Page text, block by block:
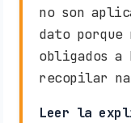
no son
dato porque
obligados a
recopilar
Leer la